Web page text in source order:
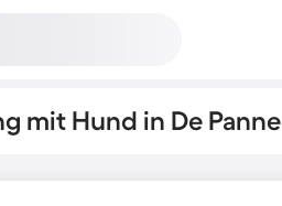
mit Hund in De Panne